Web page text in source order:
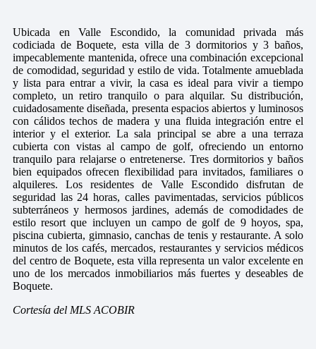
Ubicada en Valle Escondido, la comunidad privada más
codiciada de Boquete, esta villa de 3 dormitorios y 3 baños,
impecablemente mantenida, ofrece una combinación excepcional
de comodidad, seguridad y estilo de vida. Totalmente amueblada
y lista para entrar a vivir, la casa es ideal para vivir a tiempo
completo, un retiro tranquilo o para alquilar. Su distribución,
cuidadosamente diseñada, presenta espacios abiertos y luminosos
con cálidos techos de madera y una fluida integración entre el
interior y el exterior. La sala principal se abre a una terraza
cubierta con vistas al campo de golf, ofreciendo un entorno
tranquilo para relajarse o entretenerse. Tres dormitorios y baños
bien equipados ofrecen flexibilidad para invitados, familiares o
alquileres. Los residentes de Valle Escondido disfrutan de
seguridad las 24 horas, calles pavimentadas, servicios públicos
subterráneos y hermosos jardines, además de comodidades de
estilo resort que incluyen un campo de golf de 9 hoyos, spa,
piscina cubierta, gimnasio, canchas de tenis y restaurante. A solo
minutos de los cafés, mercados, restaurantes y servicios médicos
del centro de Boquete, esta villa representa un valor excelente en
uno de los mercados inmobiliarios más fuertes y deseables de
Boquete.
Cortesía del MLS ACOBIR